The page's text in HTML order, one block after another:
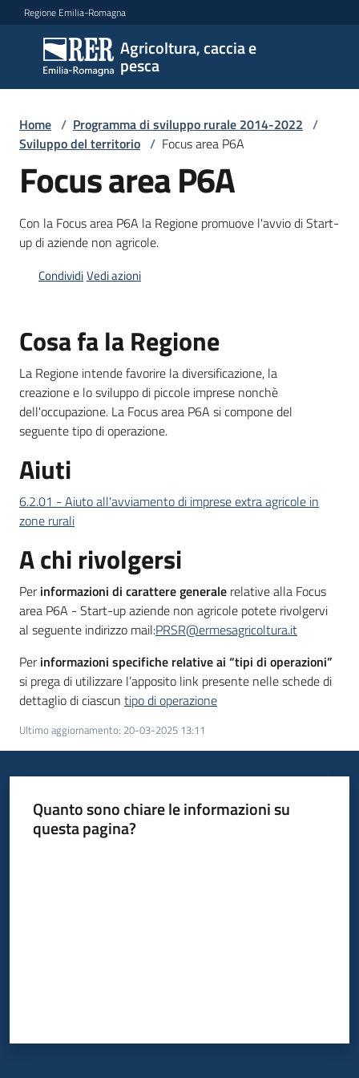
Vai al contenuto
Vai alla navigazione
Vai al footer
Regione Emilia-Romagna
Agricoltura, caccia e
pesca
Agricoltura,
caccia e
pesca
Argomenti
Novità
Leggi
atti
bandi
Piani
programmi
progetti
Agricoltura
cifre
Seguici
su
Home / Programma di sviluppo rurale 2014-2022 /
Sviluppo del territorio / Focus area P6A
Focus area P6A
Con la Focus area P6A la Regione promuove l'avvio di Start-
up di aziende non agricole.
CondividiVedi azioni
Cosa fa la Regione
La Regione intende favorire la diversificazione, la
creazione e lo sviluppo di piccole imprese nonchè
dell'occupazione. La Focus area P6A si compone del
seguente tipo di operazione.
Aiuti
6.2.01 - Aiuto all'avviamento di imprese extra agricole in
zone rurali
A chi rivolgersi
Perinformazioni di carattere generale relative alla Focus
area P6A - Start-up aziende non agricole potete rivolgervi
al seguente indirizzo mail:PRSR@ermesagricoltura.it
Perinformazioni specifiche relative ai “tipi di operazioni”
si prega di utilizzare l’apposito link presente nelle schede di
dettaglio di ciascun tipo di operazione
Ultimo aggiornamento: 20-03-2025 13:11
Quanto sono chiare le informazioni su
questa pagina?